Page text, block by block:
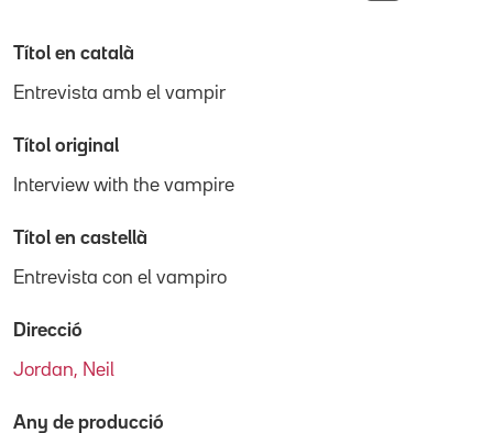
Títol en català
Entrevista amb el vampir
Títol original
Interview with the vampire
Títol en castellà
Entrevista con el vampiro
Direcció
Jordan, Neil
Any de producció